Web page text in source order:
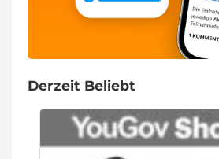
Derzeit Beliebt